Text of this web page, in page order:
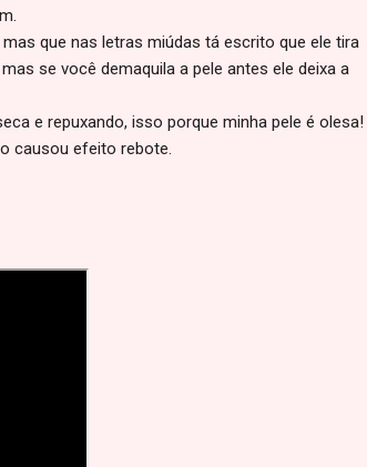
que nas letras miúdas tá escrito que ele tira
se você demaquila a pele antes ele deixa a
e repuxando, isso porque minha pele é olesa!
causou efeito rebote.